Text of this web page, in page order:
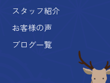
スタッフ紹介
お客様の声
ブログ一覧